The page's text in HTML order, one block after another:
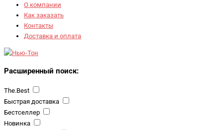
О компании
Как заказать
Контакты
Доставка и оплата
Расширенный поиск:
The.Best
Быстрая доставка
Бестселлер
Новинка